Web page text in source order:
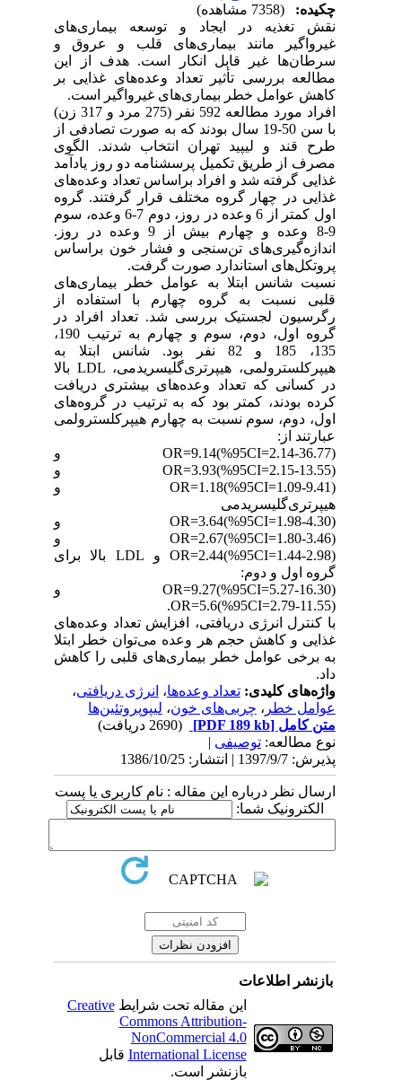
چکیده:
نقش تغذیه در ایجاد و توسعه بیماری‌های
غیر‌واگیر مانند بیماری‌های قلب و عروق و
سرطان‌ها غیر قابل انکار است. هدف از این
مطالعه بررسی تأثیر تعداد وعده‌های غذایی بر
کاهش عوامل خطر بیماری‌های غیر‌واگیر است.
افراد مورد مطالعه 592 نفر (275 مرد و 317 زن)
با سن 50-19 سال بودند که به صورت تصادفی از
طرح قند و لیپید تهران انتخاب شدند. الگوی
مصرف از طریق تکمیل پرسشنامه دو روز یادآمد
غذایی گرفته شد و افراد براساس تعداد وعده‌های
غذایی در چهار گروه مختلف قرار گرفتند. گروه
اول کمتر از 6 وعده در روز، دوم 7-6 وعده، سوم
9-8 وعده و چهارم بیش از 9 وعده در روز.
اندازه‌گیری‌های تن‌سنجی و فشار خون براساس
پروتکل‌های استاندارد صورت گرفت.
نسبت شانس ابتلا به عوامل خطر بیماری‌های
قلبی نسبت به گروه چهارم با استفاده از
رگرسیون لجستیک بررسی شد. تعداد افراد در
گروه اول، دوم، سوم و چهارم به ترتیب 190،
135، 185 و 82 نفر بود. شانس ابتلا به
هیپرکلسترولمی، هیپرتری‌گلیسریدمی، LDL بالا
در کسانی که تعداد وعده‌های بیشتری دریافت
کرده بودند، کمتر بود که به ترتیب در گروه‌های
اول، دوم، سوم نسبت به چهارم هیپرکلسترولمی
عبارتند از:
(OR=9.14(%95CI=2.14-36.77 و
(OR=3.93(%95CI=2.15-13.55 و
(OR=1.18(%95CI=1.09-9.41 و
هیپرتری‌گلیسریدمی
(OR=3.64(%95CI=1.98-4.30 و
(OR=2.67(%95CI=1.80-3.46 و
(OR=2.44(%95CI=1.44-2.98 و LDL بالا برای
گروه اول و دوم:
(OR=9.27(%95CI=5.27-16.30 و
با کنترل انرژی دریافتی، افزایش تعداد وعده‌های
غذایی و کاهش حجم هر وعده می‌توان خطر ابتلا
به برخی عوامل خطر بیماری‌های قلبی را کاهش
داد.
واژه‌های کلیدی:تعداد وعده‌ها،انرژی دریافتی،
عوامل خطر، چربی‌های خون،لیپوپروتئین‌ها
متن کامل[PDF 189 kb]
نوع مطالعه:توصیفی|
پذیرش: 1397/9/7 | انتشار: 1386/10/25
ارسال نظر درباره این مقاله : نام کاربری یا پست
الکترونیک شما:
بازنشر اطلاعات
این مقاله تحت شرایطCreative
Commons Attribution-
NonCommercial 4.0
International Licenseقابل
بازنشر است.